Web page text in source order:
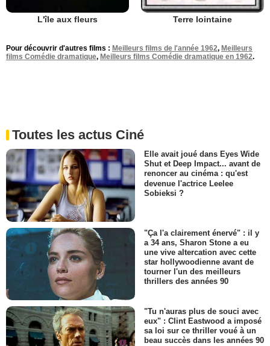
L'île aux fleurs Terre lointaine
Pour découvrir d'autres films : Meilleurs films de l'année 1962, Meilleurs
films Comédie dramatique, Meilleurs films Comédie dramatique en 1962.
Toutes les actus Ciné
Elle avait joué dans Eyes Wide
Shut et Deep Impact... avant de
renoncer au cinéma : qu'est
devenue l'actrice Leelee
Sobieksi ?
"Ça l'a clairement énervé" : il y
a 34 ans, Sharon Stone a eu
une vive altercation avec cette
star hollywoodienne avant de
tourner l'un des meilleurs
thrillers des années 90
"Tu n'auras plus de souci avec
eux" : Clint Eastwood a imposé
sa loi sur ce thriller voué à un
beau succès dans les années 90